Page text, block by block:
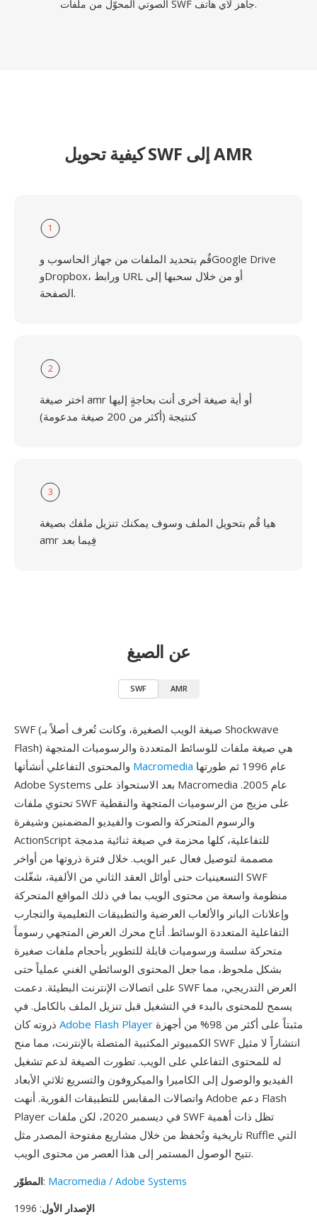
الصوتي المحوّل من ملفات SWF جاهز لاي هاتف.
كيفية تحويل SWF إلى AMR
1
قُم بتحديد الملفات من جهاز الحاسوب وGoogle Drive
وDropbox، ورابط URL أو من خلال سحبها إلى
الصفحة.
2
اختر صيغة amr أو أية صيغة أخرى أنت بحاجةٍ إليها
كنتيجة (أكثر من 200 صيغة مدعومة)
3
هيا قُم بتحويل الملف وسوف يمكنك تنزيل ملفك بصيغة
amr فِيما بعد
عن الصيغ
SWF AMR
SWF (صيغة الويب الصغيرة، وكانت تُعرف أصلاً بـ Shockwave
Flash) هي صيغة ملفات للوسائط المتعددة والرسوميات المتجهة
Macromedia
Adobe Systems بعد الاستحواذ على Macromedia عام 2005.
تحتوي ملفات SWF على مزيج من الرسوميات المتجهة والنقطية
والرسوم المتحركة والصوت والفيديو المضمنين وشيفرة
ActionScript للتفاعلية، كلها محزمة في صيغة ثنائية مدمجة
مصممة لتوصيل فعال عبر الويب. خلال فترة ذروتها من أواخر
التسعينيات حتى أوائل العقد الثاني من الألفية، شغّلت SWF
منظومة واسعة من محتوى الويب بما في ذلك المواقع المتحركة
وإعلانات البانر والألعاب العرضية والتطبيقات التعليمية والتجارب
التفاعلية المتعددة الوسائط. أتاح محرك العرض المتجهي رسوماً
متحركة سلسة ورسوميات قابلة للتطوير بأحجام ملفات صغيرة
بشكل ملحوظ، مما جعل المحتوى الوسائطي الغني عملياً حتى
على اتصالات الإنترنت البطيئة. دعمت SWF العرض التدريجي، مما
يسمح للمحتوى بالبدء في التشغيل قبل تنزيل الملف بالكامل. في
Adobe Flash Player
الكمبيوتر المكتبية المتصلة بالإنترنت، مما منح SWF انتشاراً لا مثيل
له للمحتوى التفاعلي على الويب. تطورت الصيغة لدعم تشغيل
الفيديو والوصول إلى الكاميرا والميكروفون والتسريع ثلاثي الأبعاد
واتصالات المقابس للتطبيقات الفورية. أنهت Adobe دعم Flash
Player في ديسمبر 2020، لكن ملفات SWF تظل ذات أهمية
تاريخية وتُحفظ من خلال مشاريع مفتوحة المصدر مثل Ruffle التي
تتيح الوصول المستمر إلى هذا العصر من محتوى الويب.
المطوّر: Macromedia / Adobe Systems
الإصدار الأول: 1996